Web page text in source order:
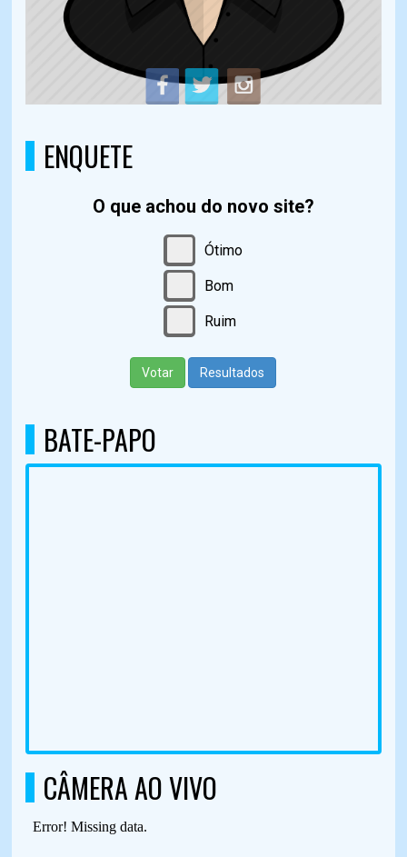
ENQUETE
O que achou do novo site?
Ótimo
Bom
Ruim
Votar Resultados
BATE-PAPO
CÂMERA AO VIVO